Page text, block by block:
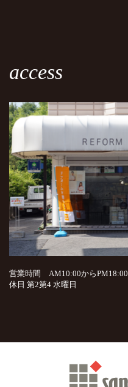
access
営業時間 AM10:00からPM18:00
休日 第2第4 水曜日